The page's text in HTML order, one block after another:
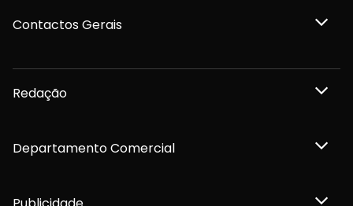
Contactos Gerais
Redação
Departamento Comercial